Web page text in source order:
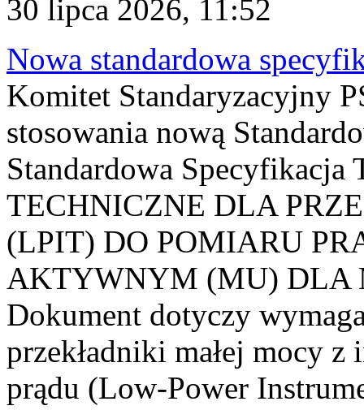
30 lipca 2026, 11:52
Nowa standardowa
Komitet Standaryzacyjny
stosowania nową
Standardowa
TECHNICZNE DLA
(LPIT) DO POMIARU
AKTYWNYM (MU) DLA
Dokument dotyczy
przekładniki małej mocy
prądu (Low-Power